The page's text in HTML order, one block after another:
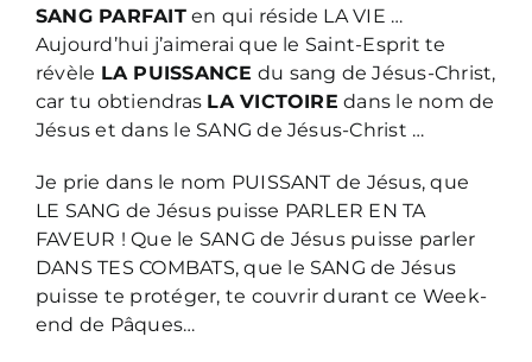
SANG PARFAITen qui réside LA VIE …
Aujourd’hui j’aimerai que le Saint-Esprit te
révèle LA PUISSANCE du sang de Jésus-Christ,
car tu obtiendras LA VICTOIRE dans le nom de
Jésus et dans le SANG de Jésus-Christ …
Je prie dans le nom PUISSANT de Jésus, que
LE SANG de Jésus puisse PARLER EN TA
FAVEUR ! Que le SANG de Jésus puisse parler
DANS TES COMBATS, que le SANG de Jésus
puisse te protéger, te couvrir durant ce Week-
end de Pâques…